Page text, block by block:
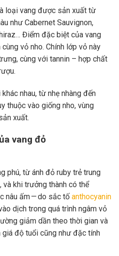
loại vang được sản xuất từ
như Cabernet Sauvignon,
Điểm đặc biệt của vang
vỏ nho. Chính lớp vỏ này
cùng với tannin – hợp chất
nhau, từ nhẹ nhàng đến
thuộc vào giống nho, vùng
xuất.
vang đỏ
phú, từ ánh đỏ ruby trẻ trung
khi trưởng thành có thể
nâu ấm — do sắc tố anthocyanin
dịch trong quá trình ngâm vỏ
giảm dần theo thời gian và
giá độ tuổi cũng như đặc tính